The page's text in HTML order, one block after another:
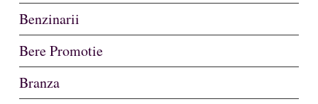
Benzinarii
Bere Promotie
Branza